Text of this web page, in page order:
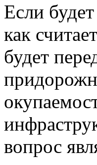
Если
как
будет
вопрос